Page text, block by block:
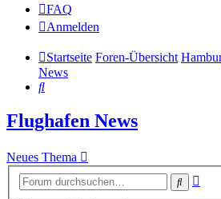
FAQ
Anmelden
Startseite Foren-Übersicht
News
Suche
Flughafen News
Neues Thema
Suche